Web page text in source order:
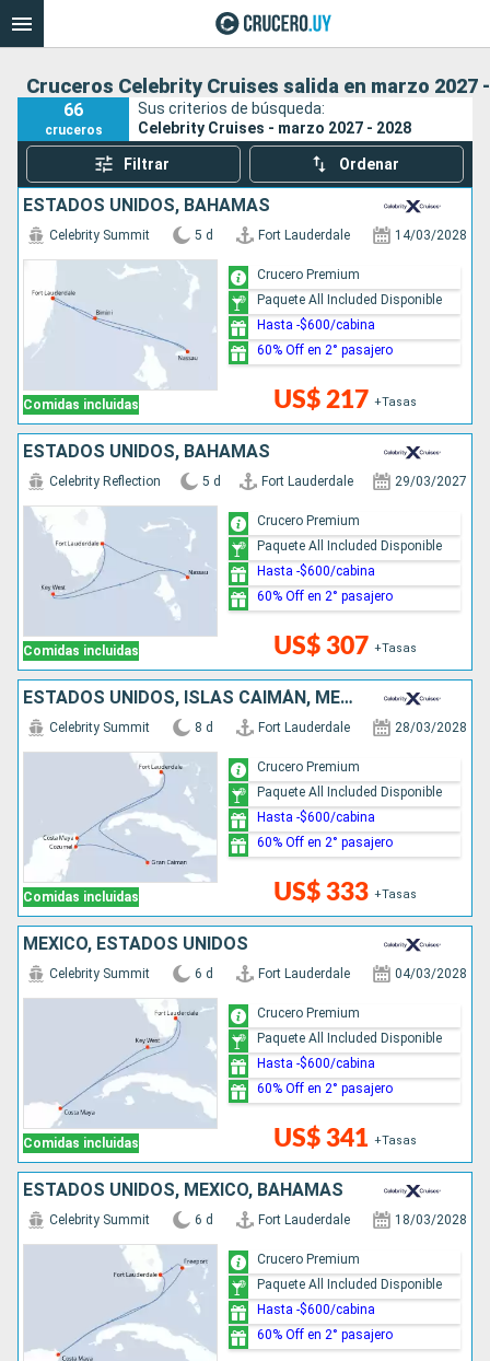
Cruceros Celebrity Cruises salida en marzo 2027
66
cruceros
Sus criterios de búsqueda:
Celebrity Cruises - marzo 2027 - 2028
Filtrar Ordenar
ESTADOS UNIDOS, BAHAMAS
Comidas incluidas
Celebrity Summit 5 d Fort Lauderdale 14/03/2028
US$ 217 +Tasas
Crucero Premium
Paquete All Included Disponible
Hasta -$600/cabina
60% Off en 2° pasajero
ESTADOS UNIDOS, BAHAMAS
Comidas incluidas
Celebrity Reflection 5 d Fort Lauderdale 29/03/2027
US$ 307 +Tasas
Crucero Premium
Paquete All Included Disponible
Hasta -$600/cabina
60% Off en 2° pasajero
ESTADOS UNIDOS, ISLAS CAIMÁN, MÉXICO
Comidas incluidas
Celebrity Summit 8 d Fort Lauderdale 28/03/2028
US$ 333 +Tasas
Crucero Premium
Paquete All Included Disponible
Hasta -$600/cabina
60% Off en 2° pasajero
MÉXICO, ESTADOS UNIDOS
Comidas incluidas
Celebrity Summit 6 d Fort Lauderdale 04/03/2028
US$ 341 +Tasas
Crucero Premium
Paquete All Included Disponible
Hasta -$600/cabina
60% Off en 2° pasajero
ESTADOS UNIDOS, MÉXICO, BAHAMAS
Celebrity Summit 6 d Fort Lauderdale 18/03/2028
Crucero Premium
Paquete All Included Disponible
Hasta -$600/cabina
60% Off en 2° pasajero